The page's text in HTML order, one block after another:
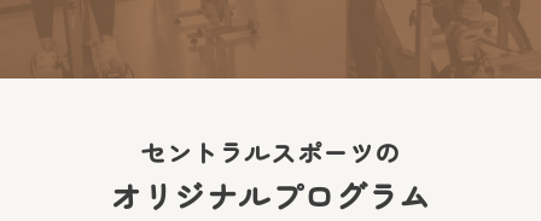
セントラルスポーツの
オリジナルプログラム